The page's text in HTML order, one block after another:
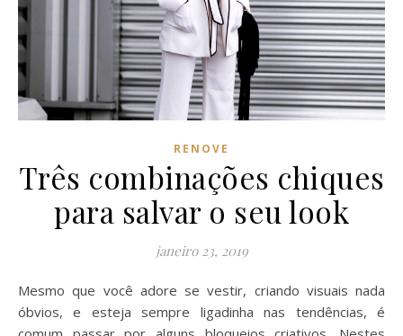
RENOVE
Três combinações chiques
para salvar o seu look
janeiro 23, 2019
Mesmo que você adore se vestir, criando visuais nada
óbvios, e esteja sempre ligadinha nas tendências, é